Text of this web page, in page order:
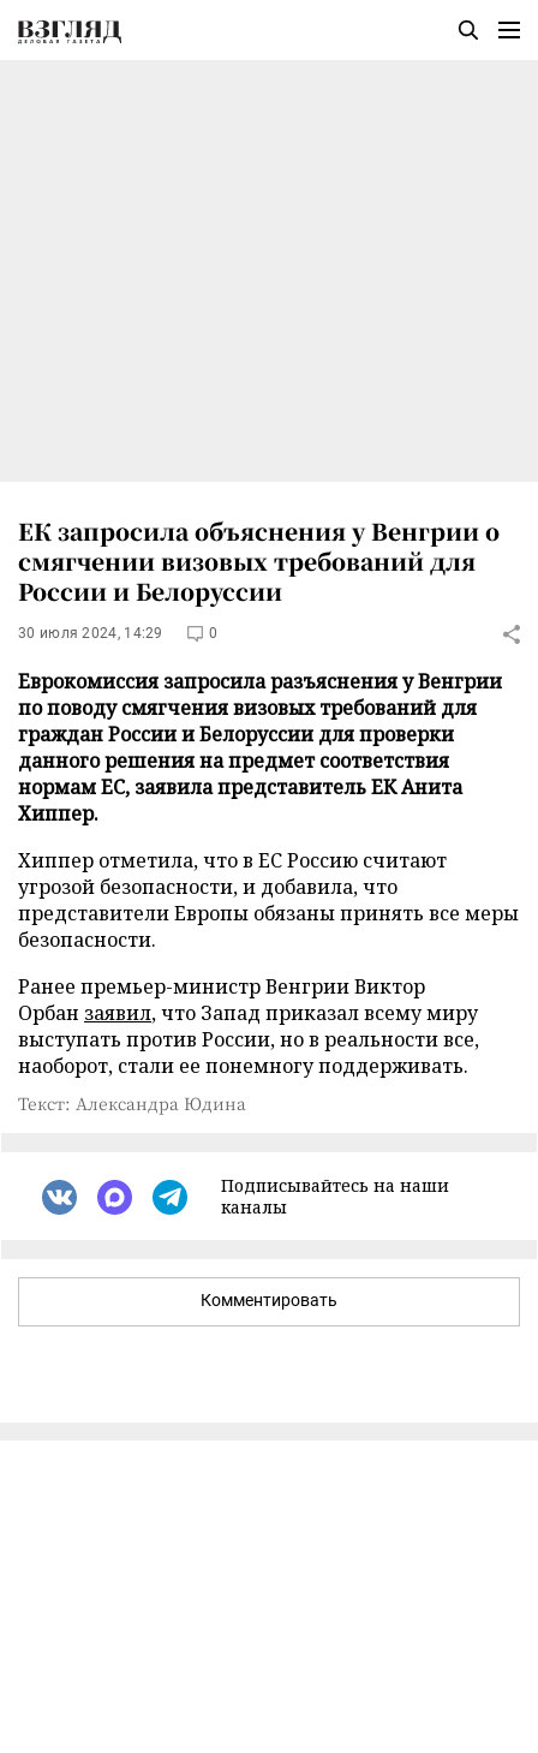
ЕК запросила объяснения у Венгрии о
смягчении визовых требований для
России и Белоруссии
30 июля 2024, 14:29 0
Еврокомиссия запросила разъяснения у Венгрии
по поводу смягчения визовых требований для
граждан России и Белоруссии для проверки
данного решения на предмет соответствия
нормам ЕС, заявила представитель ЕК Анита
Хиппер.
Хиппер отметила, что в ЕС Россию считают
угрозой безопасности, и добавила, что
представители Европы обязаны принять все меры
безопасности.
Ранее премьер-министр Венгрии Виктор
Орбан заявил, что Запад приказал всему миру
выступать против России, но в реальности все,
наоборот, стали ее понемногу поддерживать.
Текст: Александра Юдина
Подписывайтесь на наши
каналы
Комментировать